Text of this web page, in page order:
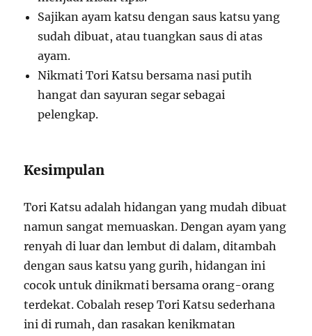
Sajikan ayam katsu dengan saus katsu yang
sudah dibuat, atau tuangkan saus di atas
ayam.
Nikmati Tori Katsu bersama nasi putih
hangat dan sayuran segar sebagai
pelengkap.
Kesimpulan
Tori Katsu adalah hidangan yang mudah dibuat
namun sangat memuaskan. Dengan ayam yang
renyah di luar dan lembut di dalam, ditambah
dengan saus katsu yang gurih, hidangan ini
cocok untuk dinikmati bersama orang-orang
terdekat. Cobalah resep Tori Katsu sederhana
ini di rumah, dan rasakan kenikmatan